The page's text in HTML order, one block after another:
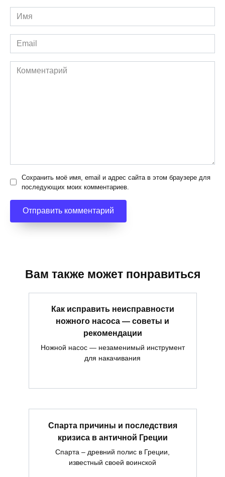
Имя
*
Email
*
Комментарий
Сохранить моё имя, email и адрес сайта в этом браузере для
последующих моих комментариев.
Вам также может понравиться
Как исправить неисправности
ножного насоса — советы и
рекомендации
Ножной насос — незаменимый инструмент
для накачивания
Спарта причины и последствия
кризиса в античной Греции
Спарта – древний полис в Греции,
известный своей воинской